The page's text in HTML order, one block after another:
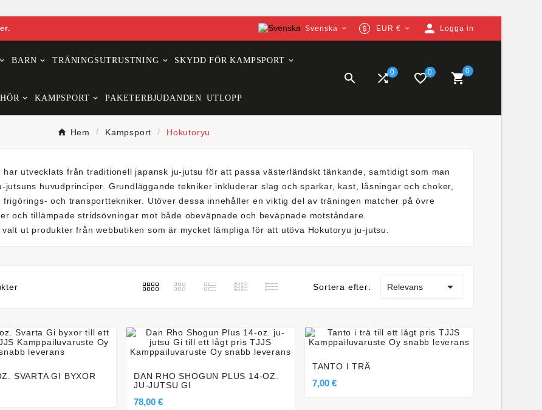
Svenska  EUR €  person Logga in
BARN TRÄNINGSUTRUSTNING SKYDD FÖR KAMPSPORT
KAMPSPORT PAKETERBJUDANDEN UTLOPP
 0 favorite_border0 0
Hem Kampsport Hokutoryu
har utvecklats från traditionell japansk ju-jutsu för att passa västerländskt tänkande, samtidigt som man
jutsuns huvudprinciper. Grundläggande tekniker inkluderar slag och sparkar, kast, låsningar och choker,
frigörings- och transporttekniker. Utöver dessa innehåller en viktig del av träningen matcher på övre
och tillämpade stridsövningar mot både obeväpnade och beväpnade motståndare.
valt ut produkter från webbutiken som är mycket lämpliga för att utöva Hokutoryu ju-jutsu.
Sortera efter: Relevans 
  
SVARTA GI BYXOR
   
DAN RHO SHOGUN PLUS 14-OZ.
JU-JUTSU GI
78,00 €
   
TANTO I TRÄ
7,00 €